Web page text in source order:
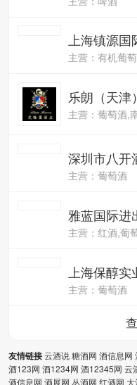
上海镇源国
乐朗（天津
深圳市八开
雅蓝国际进
上海保醇实
友情链接 云酒说糖酒网酒信息网